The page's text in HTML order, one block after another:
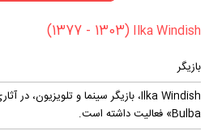
(1303 - 1377)
بازیگر
Bulba» فعالیت داشته است.